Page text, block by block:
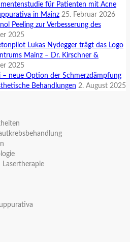
für Patienten mit Acne
in Mainz 25. Februar 2026
Peeling zur Verbesserung des
2025
Lukas Nydegger trägt das Logo
Mainz – Dr. Kirschner &
2025
– neue Option der Schmerzdämpfung
Behandlungen 2. August 2025